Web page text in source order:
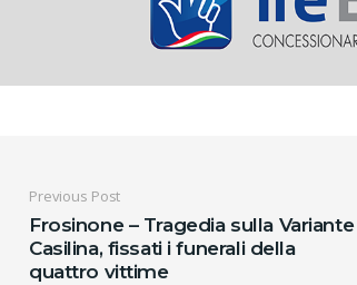
Navigazione articoli
Previous Post
Frosinone – Tragedia sulla Variante
Casilina, fissati i funerali della
quattro vittime